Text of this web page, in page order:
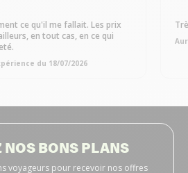
ce qu'il me fallait. Les prix
en tout cas, en ce qui
du 18/07/2026
NOS BONS PLANS
voyageurs pour recevoir nos offres